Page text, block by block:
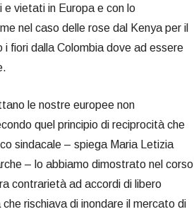
e vietati in Europa e con lo
nel caso delle rose dal Kenya per il
fiori dalla Colombia dove ad essere
le nostre europee non
quel principio di reciprocità che
sindacale – spiega Maria Letizia
– lo abbiamo dimostrato nel corso
contrarietà ad accordi di libero
rischiava di inondare il mercato di